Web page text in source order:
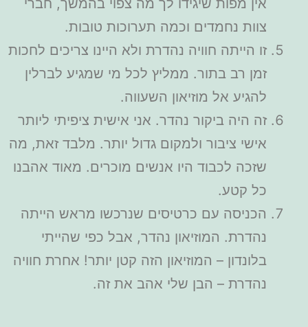
צוות נחמדים וכמה תערוכות טובות.
זו הייתה חוויה נהדרת ולא היינו צריכים לחכות
זמן רב בתור. ממליץ לכל מי שמגיע לברלין
להגיע אל מוזיאון השעווה.
זה היה ביקור נהדר. אני אישית ציפיתי ליותר
אישי ציבור ולמקום גדול יותר. מלבד זאת, מה
שזכה לכבוד היו אנשים מוכרים. מאוד אהבנו
כל קטע.
הכניסה עם כרטיסים שנרכשו מראש הייתה
נהדרת. המוזיאון נהדר, אבל כפי שהייתי
בלונדון – המוזיאון הזה קטן יותר! אחרת חוויה
נהדרת – הבן שלי אהב את זה.